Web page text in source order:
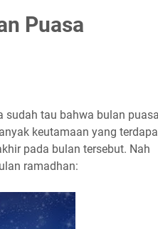
Puasa
sudah tau bahwa bulan puasa
keutamaan yang
pada bulan tersebut. Nah
ramadhan: